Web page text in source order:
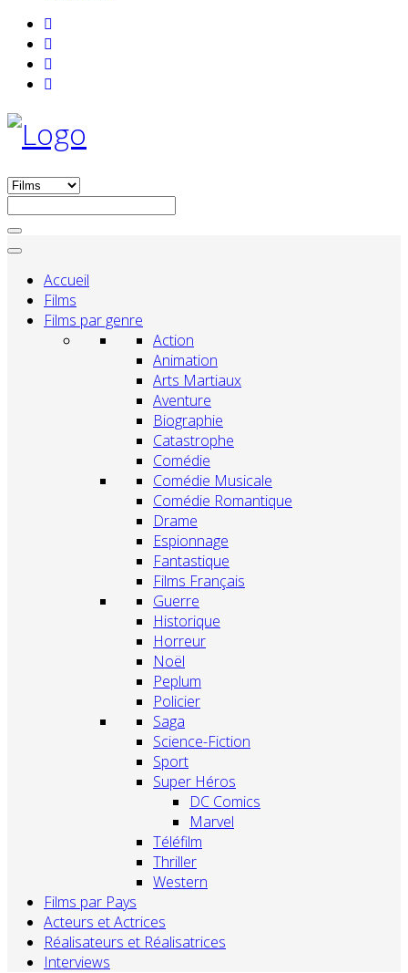
Accueil
Films
Films par genre
Action
Animation
Arts Martiaux
Aventure
Biographie
Catastrophe
Comédie
Comédie Musicale
Comédie Romantique
Drame
Espionnage
Fantastique
Films Français
Guerre
Historique
Horreur
Noël
Peplum
Policier
Saga
Science-Fiction
Sport
Super Héros
DC Comics
Marvel
Téléfilm
Thriller
Western
Films par Pays
Acteurs et Actrices
Réalisateurs et Réalisatrices
Interviews